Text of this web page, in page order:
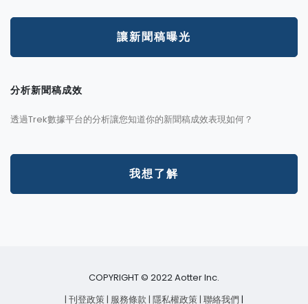
讓新聞稿曝光
分析新聞稿成效
透過Trek數據平台的分析讓您知道你的新聞稿成效表現如何？
我想了解
COPYRIGHT © 2022 Aotter Inc.
| 刊登政策| 服務條款 | 隱私權政策| 聯絡我們 |